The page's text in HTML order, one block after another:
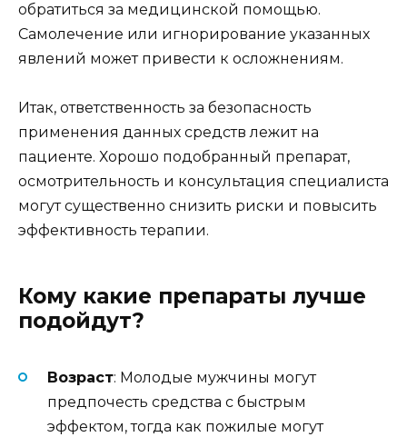
обратиться за медицинской помощью.
Самолечение или игнорирование указанных
явлений может привести к осложнениям.
Итак, ответственность за безопасность
применения данных средств лежит на
пациенте. Хорошо подобранный препарат,
осмотрительность и консультация специалиста
могут существенно снизить риски и повысить
эффективность терапии.
Кому какие препараты лучше
подойдут?
Возраст: Молодые мужчины могут
предпочесть средства с быстрым
эффектом, тогда как пожилые могут